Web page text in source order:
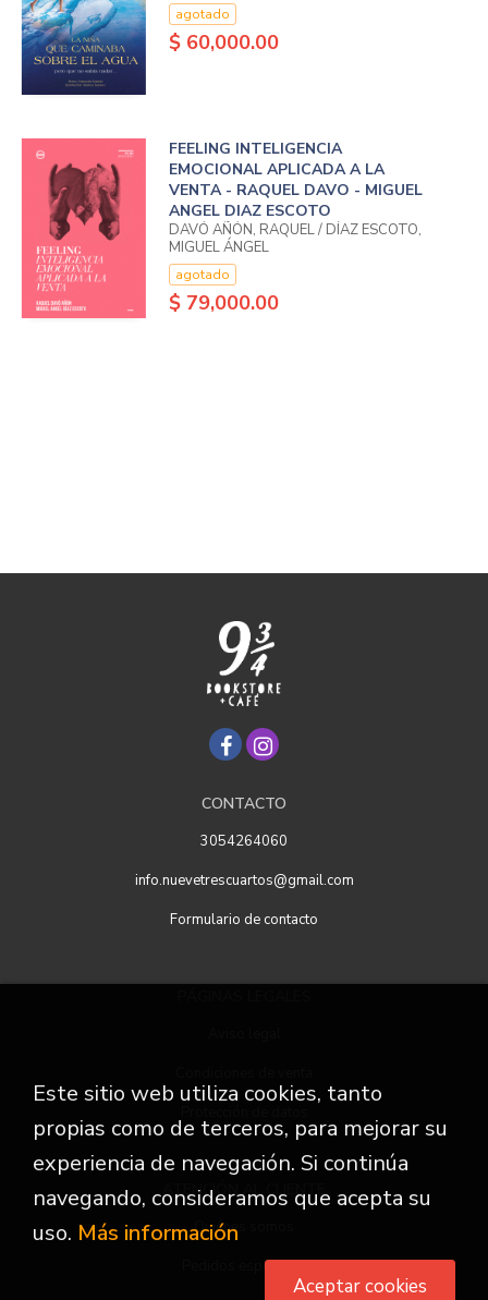
agotado
$ 60,000.00
FEELING INTELIGENCIA
EMOCIONAL APLICADA A LA
VENTA - RAQUEL DAVO - MIGUEL
ANGEL DIAZ ESCOTO
DAVÓ AÑÓN, RAQUEL / DÍAZ ESCOTO,
MIGUEL ÁNGEL
agotado
$ 79,000.00
CONTACTO
3054264060
info.nuevetrescuartos@gmail.com
Formulario de contacto
ATENCIÓN AL CLIENTE
Quiénes somos
Pedidos especiales
Este sitio web utiliza cookies, tanto
propias como de terceros, para mejorar su
experiencia de navegación. Si continúa
navegando, consideramos que acepta su
uso. Más información
Aceptar cookies